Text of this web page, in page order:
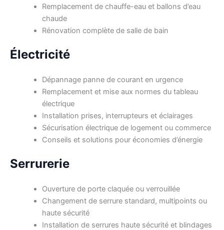
Remplacement de chauffe-eau et ballons d’eau
chaude
Rénovation complète de salle de bain
Électricité
Dépannage panne de courant en urgence
Remplacement et mise aux normes du tableau
électrique
Installation prises, interrupteurs et éclairages
Sécurisation électrique de logement ou commerce
Conseils et solutions pour économies d’énergie
Serrurerie
Ouverture de porte claquée ou verrouillée
Changement de serrure standard, multipoints ou
haute sécurité
Installation de serrures haute sécurité et blindages